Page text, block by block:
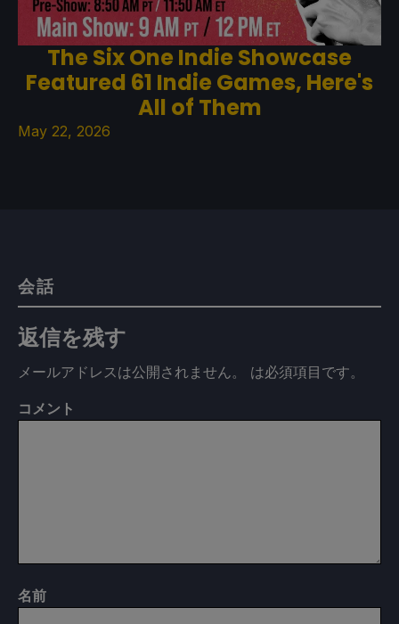
The Six One Indie Showcase
Featured 61 Indie Games, Here's
All of Them
May 22, 2026
会話
返信を残す
メールアドレスは公開されません。 は必須項目です。
コメント
名前